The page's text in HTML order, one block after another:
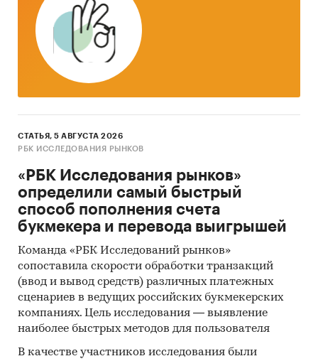
Традиционный контент-анализ документов.
Категории: Промышленность
Альтернативная энергетика
энергетика
СТАТЬЯ, 5 АВГУСТА 2026
РБК ИССЛЕДОВАНИЯ РЫНКОВ
«РБК Исследования рынков»
определили самый быстрый
способ пополнения счета
букмекера и перевода выигрышей
Команда «РБК Исследований рынков»
сопоставила скорости обработки транзакций
(ввод и вывод средств) различных платежных
сценариев в ведущих российских букмекерских
компаниях. Цель исследования — выявление
наиболее быстрых методов для пользователя
В качестве участников исследования были